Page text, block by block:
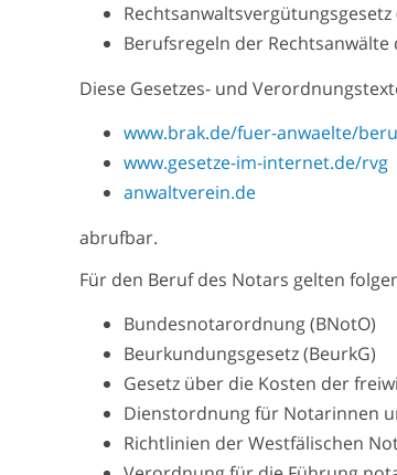
Rechtsanwaltsvergütungsgesetz
Berufsregeln der Rechtsanwälte
Diese Gesetzes- und
www.brak.de/fuer-anwaelte/
www.gesetze-im-internet.de/rvg
anwaltverein.de
abrufbar.
Für den Beruf des Notars gelten
Bundesnotarordnung (BNotO)
Beurkundungsgesetz (BeurkG)
Gesetz über die Kosten der
Dienstordnung für Notarinnen
Richtlinien der Westfälischen